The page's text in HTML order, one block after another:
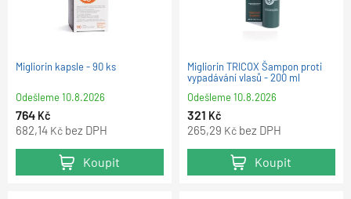
Migliorin kapsle - 90 ks
Odešleme10.8.2026
764 Kč
682,14 Kč bez DPH
Koupit
Migliorin TRICOX Šampon proti
vypadávání vlasů - 200 ml
Odešleme10.8.2026
321 Kč
265,29 Kč bez DPH
Koupit